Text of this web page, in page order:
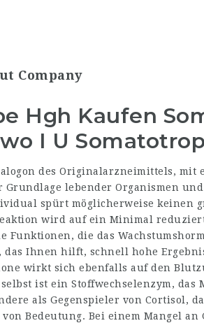
Company
Hgh Kaufen
I U
des Originalarzneimittels, mit
lebender Organismen
spürt möglicherweise keinen
wird auf ein Minimal
die das
Ihnen hilft, schnell hohe
wirkt sich ebenfalls auf den
ist ein Stoffwechselenzym, das
als Gegenspieler von Cortisol,
Bedeutung. Bei einem Mangel an